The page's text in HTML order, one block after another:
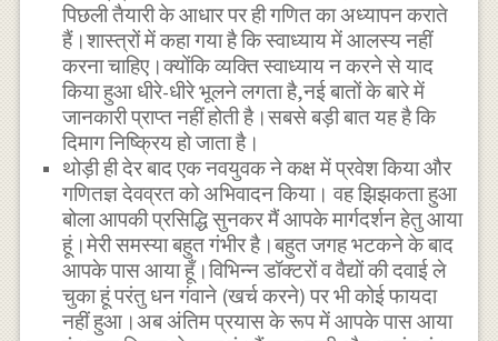
पिछली तैयारी के आधार पर ही गणित का अध्यापन कराते
हैं।शास्त्रों में कहा गया है कि स्वाध्याय में आलस्य नहीं
करना चाहिए।क्योंकि व्यक्ति स्वाध्याय न करने से याद
किया हुआ धीरे-धीरे भूलने लगता है,नई बातों के बारे में
जानकारी प्राप्त नहीं होती है।सबसे बड़ी बात यह है कि
दिमाग निष्क्रिय हो जाता है।
थोड़ी ही देर बाद एक नवयुवक ने कक्ष में प्रवेश किया और
गणितज्ञ देवव्रत को अभिवादन किया। वह झिझकता हुआ
बोला आपकी प्रसिद्धि सुनकर मैं आपके मार्गदर्शन हेतु आया
हूं।मेरी समस्या बहुत गंभीर है।बहुत जगह भटकने के बाद
आपके पास आया हूँ।विभिन्न डॉक्टरों व वैद्यों की दवाई ले
चुका हूं परंतु धन गंवाने (खर्च करने) पर भी कोई फायदा
नहीं हुआ।अब अंतिम प्रयास के रूप में आपके पास आया